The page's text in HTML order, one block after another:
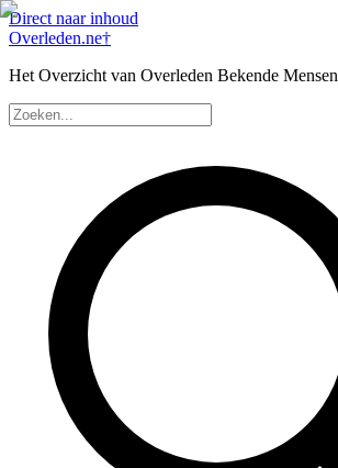
Direct naar inhoud
Overleden.ne†
Het Overzicht van Overleden Bekende Mensen